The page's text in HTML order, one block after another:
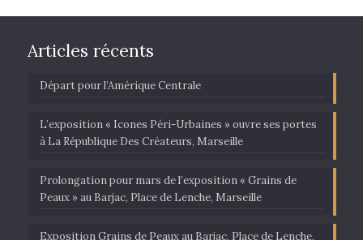
Articles récents
Départ pour l’Amérique Centrale
L’exposition « Icones Péri-Urbaines » ouvre ses portes
à La République Des Créateurs, Marseille
Prolongation pour mars de l’exposition « Grains de
Peaux » au Barjac, Place de Lenche, Marseille
Exposition Grains de Peaux au Barjac, Place de Lenche,